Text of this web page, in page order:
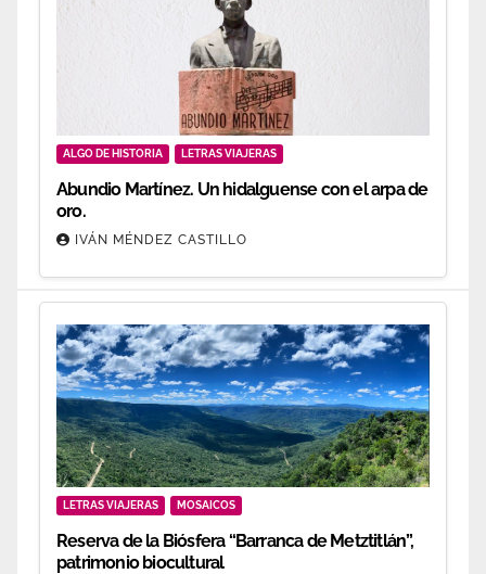
ALGO DE HISTORIA LETRAS VIAJERAS
Abundio Martínez. Un hidalguense con el arpa de
oro.
IVÁN MÉNDEZ CASTILLO
LETRAS VIAJERAS MOSAICOS
Reserva de la Biósfera “Barranca de Metztitlán”,
patrimonio biocultural